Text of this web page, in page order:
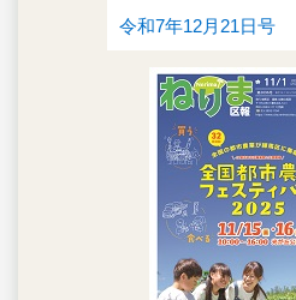
令和7年12月21日号